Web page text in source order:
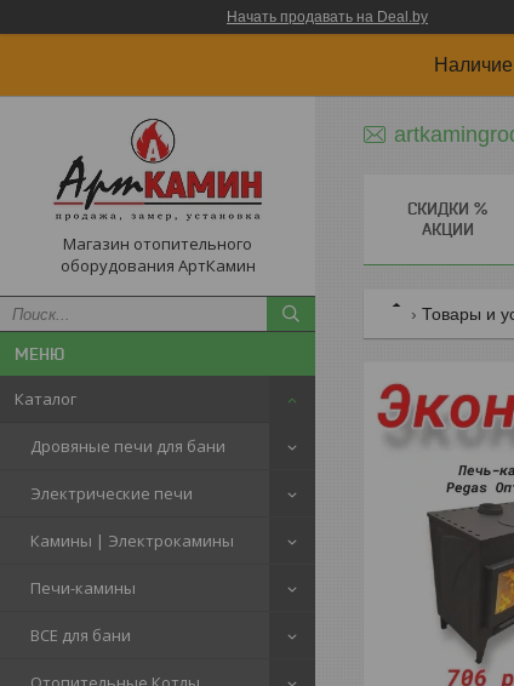
Начать продавать на Deal.by
Магазин отопительного
оборудования АртКамин
Каталог
Дровяные печи для бани
Электрические печи
Камины | Электрокамины
Печи-камины
ВСЕ для бани
СКИДКИ %
АКЦИИ
Товары и